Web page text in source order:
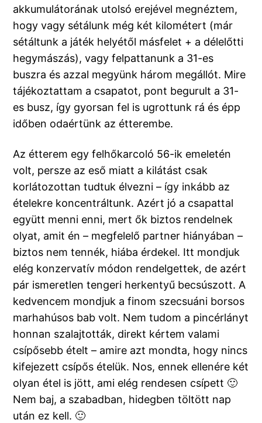
akkumulátorának utolsó erejével megnéztem,
hogy vagy sétálunk még két kilométert (már
sétáltunk a játék helyétől másfelet + a délelőtti
hegymászás), vagy felpattanunk a 31-es
buszra és azzal megyünk három megállót. Mire
tájékoztattam a csapatot, pont begurult a 31-
es busz, így gyorsan fel is ugrottunk rá és épp
időben odaértünk az étterembe.
Az étterem egy felhőkarcoló 56-ik emeletén
volt, persze az eső miatt a kilátást csak
korlátozottan tudtuk élvezni – így inkább az
ételekre koncentráltunk. Azért jó a csapattal
együtt menni enni, mert ők biztos rendelnek
olyat, amit én – megfelelő partner hiányában –
biztos nem tennék, hiába érdekel. Itt mondjuk
elég konzervatív módon rendelgettek, de azért
pár ismeretlen tengeri herkentyű becsúszott. A
kedvencem mondjuk a finom szecsuáni borsos
marhahúsos bab volt. Nem tudom a pincérlányt
honnan szalajtották, direkt kértem valami
csípősebb ételt – amire azt mondta, hogy nincs
kifejezett csípős ételük. Nos, ennek ellenére két
olyan étel is jött, ami elég rendesen csípett 🙂
Nem baj, a szabadban, hidegben töltött nap
után ez kell. 🙂